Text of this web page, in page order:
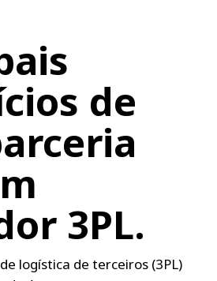
de
3PL.
logística de terceiros (3PL)